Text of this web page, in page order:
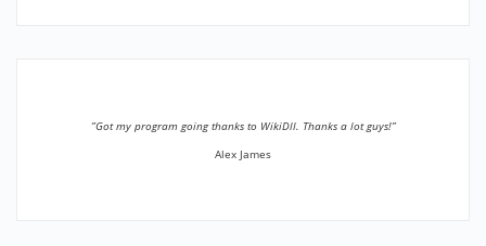
”Got my program going thanks to WikiDll. Thanks a lot guys!”
Alex James